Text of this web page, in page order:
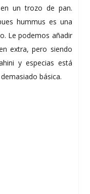
un trozo de pan.
hummus es una
Le podemos añadir
extra, pero siendo
y especias está
básica.